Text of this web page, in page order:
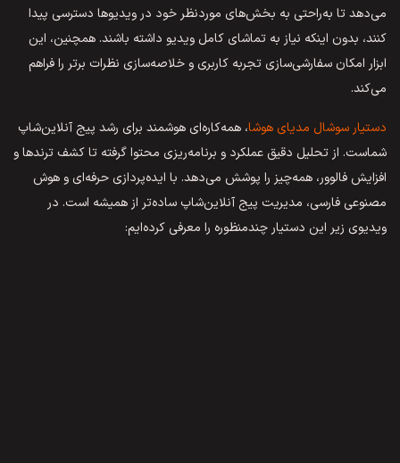
می‌دهد تا به‌راحتی به بخش‌های موردنظر خود در ویدیوها دسترسی پیدا
کنند، بدون اینکه نیاز به تماشای کامل ویدیو داشته باشند. همچنین، این
ابزار امکان سفارشی‌سازی تجربه کاربری و خلاصه‌سازی نظرات برتر را فراهم
می‌کند.
دستیار سوشال مدیای هوشا، همه‌کاره‌ای هوشمند برای رشد پیج آنلاین‌شاپ
شماست. از تحلیل دقیق عملکرد و برنامه‌ریزی محتوا گرفته تا کشف ترندها و
افزایش فالوور، همه‌چیز را پوشش می‌دهد. با ایده‌پردازی حرفه‌ای و هوش
مصنوعی فارسی، مدیریت پیج آنلاین‌شاپ ساده‌تر از همیشه است. در
ویدیوی زیر این دستیار چندمنظوره را معرفی کرده‌ایم: